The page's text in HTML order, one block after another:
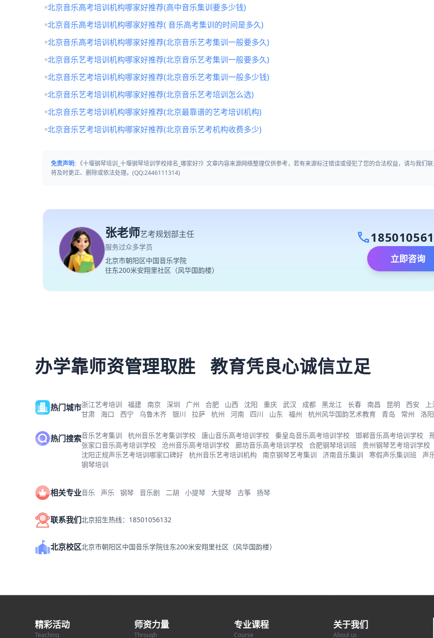
北京音乐高考培训机构哪家好推荐(高中音乐集训要多少钱)
北京音乐高考培训机构哪家好推荐( 音乐高考集训的时间是多久)
北京音乐高考培训机构哪家好推荐(北京音乐艺考集训一般要多久)
北京音乐艺考培训机构哪家好推荐(北京音乐艺考集训一般要多久)
北京音乐艺考培训机构哪家好推荐(北京音乐艺考集训一般多少钱)
北京音乐艺考培训机构哪家好推荐(北京音乐艺考培训怎么选)
北京音乐艺考培训机构哪家好推荐(北京最靠谱的艺考培训机构)
北京音乐艺考培训机构哪家好推荐(北京音乐艺考机构收费多少)
免责声明: 《十堰钢琴培训_十堰钢琴培训学校排名_哪家好?》文章内容来源网络整理仅供参考，若有来源标注错误或侵犯了您的合法权益，请与我们
将及时更正、删除或依法处理。(QQ:2446111314)
张老师艺考规划部主任
服务过众多学员
北京市朝阳区中国音乐学院
往东200米安翔里社区（风华国韵楼）
call
立即咨询
办学靠师资管理取胜 教育凭良心诚信立足
热门城市浙江艺考培训 福建 南京 深圳 广州 合肥 山西 沈阳 重庆 武汉 成都 黑龙江 长春 南昌 昆明 西安
甘肃
海口 西宁 乌鲁木齐 银川 拉萨 杭州 河南 四川 山东 福州 杭州风华国韵艺术教育 青岛 常州 洛阳
热门搜索音乐艺考集训 杭州音乐艺考集训学校 唐山音乐高考培训学校 秦皇岛音乐高考培训学校 邯郸音乐高考培训学校
张家口音乐高考培训学校
沧州音乐高考培训学校 廊坊音乐高考培训学校 合肥钢琴培训班
贵州钢琴艺考培训学校
沈阳正规声乐艺考培训哪家口碑好
杭州音乐艺考培训机构 南京钢琴艺考集训 济南音乐集训 寒假声乐集训班
声
钢琴培训
相关专业音乐 声乐 钢琴 音乐剧 二胡 小提琴 大提琴 古筝 扬琴
联系我们北京招生热线：18501056132
北京校区北京市朝阳区中国音乐学院往东200米安翔里社区（风华国韵楼）
精彩活动
Teaching
师资力量
Through
专业课程
Course
关于我们
About us